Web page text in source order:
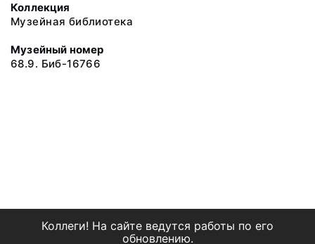
Коллекция
Музейная библиотека
Музейный номер
68.9. Биб-16766
Коллеги! На сайте ведутся работы по его
обновлению.